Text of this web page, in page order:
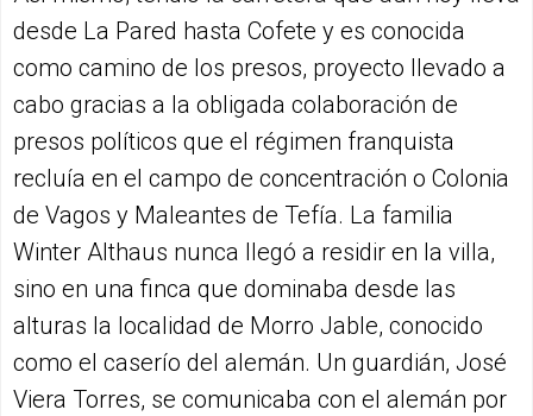
desde La Pared hasta Cofete y es conocida
como camino de los presos, proyecto llevado a
cabo gracias a la obligada colaboración de
presos políticos que el régimen franquista
recluía en el campo de concentración o Colonia
de Vagos y Maleantes de Tefía. La familia
Winter Althaus nunca llegó a residir en la villa,
sino en una finca que dominaba desde las
alturas la localidad de Morro Jable, conocido
como el caserío del alemán. Un guardián, José
Viera Torres, se comunicaba con el alemán por